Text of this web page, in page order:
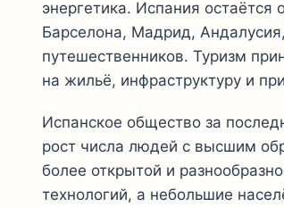
энергетика. Испания
Барселона, Мадрид,
путешественников. Туризм
на жильё, инфраструктуру и
Испанское общество за
рост числа людей с высшим
более открытой и
технологий, а небольшие